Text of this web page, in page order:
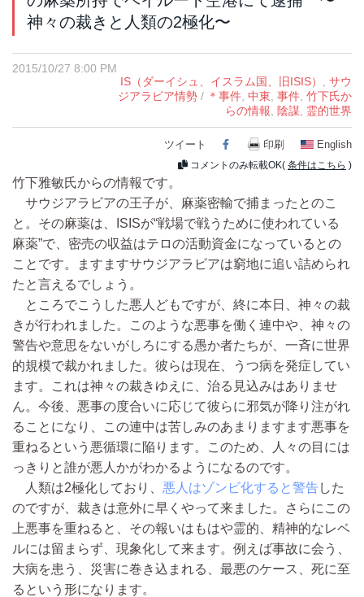
神々の裁きと人類の2極化〜
2015/10/27 8:00 PM
IS（ダーイシュ、イスラム国、旧ISIS）
サウ
ジアラビア情勢 / ＊事件 中東 事件 竹下氏か
らの情報
陰謀 霊的世界
ツイート Facebook
印刷 English
コメントのみ転載OK( 条件はこちら )
竹下雅敏氏からの情報です。
サウジアラビアの王子が、麻薬密輸で捕まったとのこ
と。その麻薬は、ISISが“戦場で戦うために使われている
麻薬”で、密売の収益はテロの活動資金になっているとの
ことです。ますますサウジアラビアは窮地に追い詰められ
たと言えるでしょう。
ところでこうした悪人どもですが、終に本日、神々の裁
きが行われました。このような悪事を働く連中や、神々の
警告や意思をないがしろにする愚か者たちが、一斉に世界
的規模で裁かれました。彼らは現在、うつ病を発症してい
ます。これは神々の裁きゆえに、治る見込みはありませ
ん。今後、悪事の度合いに応じて彼らに邪気が降り注がれ
ることになり、この連中は苦しみのあまりますます悪事を
重ねるという悪循環に陥ります。このため、人々の目には
っきりと誰が悪人かがわかるようになるのです。
人類は2極化しており、 悪人はゾンビ化すると警告した
のですが、裁きは意外に早くやって来ました。さらにこの
上悪事を重ねると、その報いはもはや霊的、精神的なレベ
ルには留まらず、現象化して来ます。例えば事故に会う、
大病を患う、災害に巻き込まれる、最悪のケース、死に至
るという形になります。